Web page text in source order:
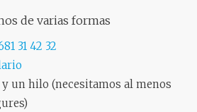
de varias formas
31 42 32
un hilo (necesitamos al menos